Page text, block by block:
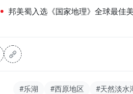
邦美蜀入选《国家地理》全球最佳
#乐湖 #西原地区 #天然淡水